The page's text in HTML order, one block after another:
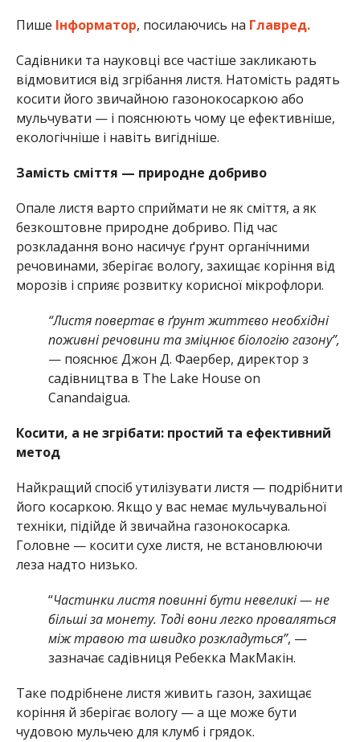
Пише Інформатор, посилаючись на Главред.
Садівники та науковці все частіше закликають
відмовитися від згрібання листя. Натомість радять
косити його звичайною газонокосаркою або
мульчувати — і пояснюють чому це ефективніше,
екологічніше і навіть вигідніше.
Замість сміття — природне добриво
Опале листя варто сприймати не як сміття, а як
безкоштовне природне добриво. Під час
розкладання воно насичує ґрунт органічними
речовинами, зберігає вологу, захищає коріння від
морозів і сприяє розвитку корисної мікрофлори.
“Листя повертає в ґрунт життєво необхідні
поживні речовини та зміцнює біологію газону”,
— пояснює Джон Д. Фаербер, директор з
садівництва в The Lake House on
Canandaigua.
Косити, а не згрібати: простий та ефективний
метод
Найкращий спосіб утилізувати листя — подрібнити
його косаркою. Якщо у вас немає мульчувальної
техніки, підійде й звичайна газонокосарка.
Головне — косити сухе листя, не встановлюючи
леза надто низько.
“Частинки листя повинні бути невеликі — не
більші за монету. Тоді вони легко проваляться
між травою та швидко розкладуться”, —
зазначає садівниця Ребекка МакМакін.
Таке подрібнене листя живить газон, захищає
коріння й зберігає вологу — а ще може бути
чудовою мульчею для клумб і грядок.